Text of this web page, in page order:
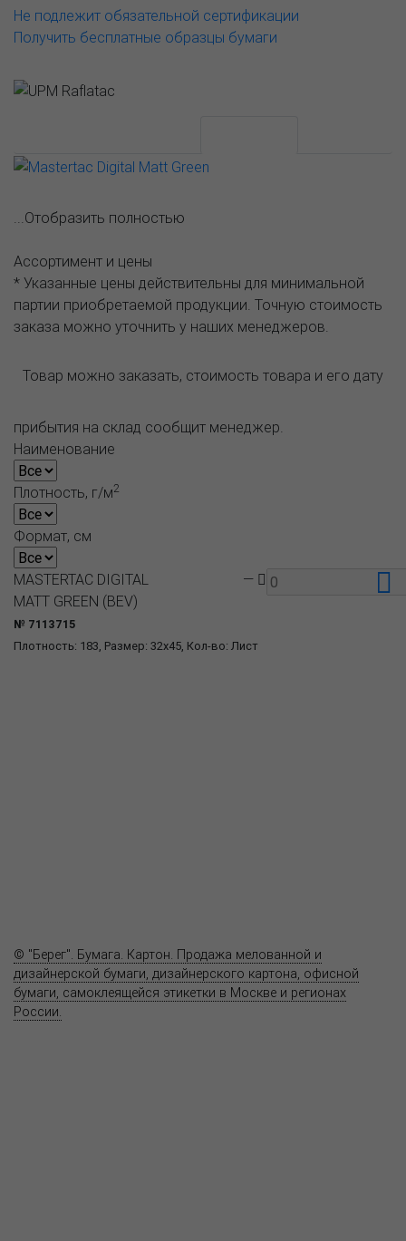
Не подлежит обязательной сертификации
Получить бесплатные образцы бумаги
...Отобразить полностью
Ассортимент и цены
* Указанные цены действительны для минимальной
партии приобретаемой продукции. Точную стоимость
заказа можно уточнить у наших менеджеров.
Товар можно заказать, стоимость товара и его дату
прибытия на склад сообщит менеджер.
Наименование
Плотность, г/м2
Формат, см
Плотность: 183, Размер: 32x45, Кол-во: Лист
MASTERTAC DIGITAL
MATT GREEN (BEV)
№ 7113715
—
© "Берег". Бумага. Картон. Продажа мелованной и
дизайнерской бумаги, дизайнерского картона, офисной
бумаги, самоклеящейся этикетки в Москве и регионах
России.